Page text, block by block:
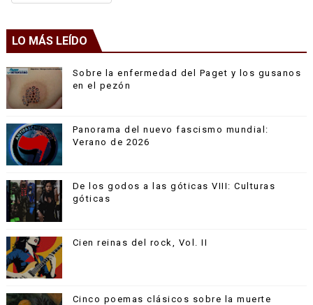
LO MÁS LEÍDO
Sobre la enfermedad del Paget y los gusanos
en el pezón
Panorama del nuevo fascismo mundial:
Verano de 2026
De los godos a las góticas VIII: Culturas
góticas
Cien reinas del rock, Vol. II
Cinco poemas clásicos sobre la muerte